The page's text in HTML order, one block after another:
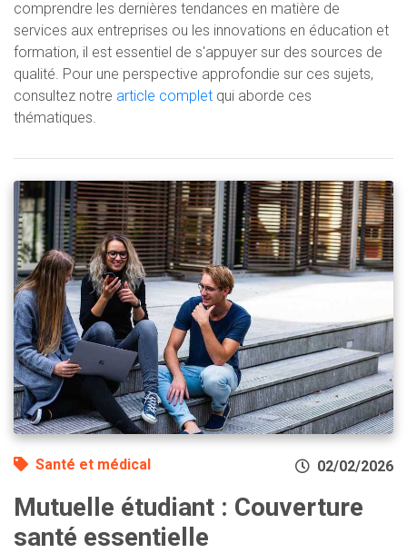
comprendre les dernières tendances en matière de
services aux entreprises ou les innovations en éducation et
formation, il est essentiel de s'appuyer sur des sources de
qualité. Pour une perspective approfondie sur ces sujets,
consultez notre article complet qui aborde ces
thématiques.
Santé et médical 02/02/2026
Mutuelle étudiant : Couverture
santé essentielle